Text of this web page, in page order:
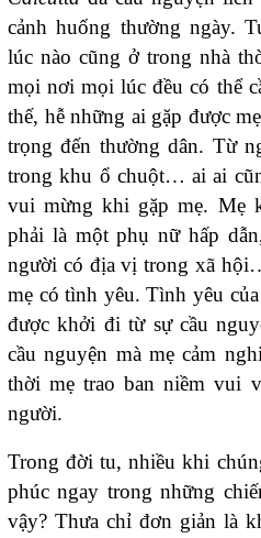
cảnh huống thường ngày.
lúc nào cũng ở trong nhà
mọi nơi mọi lúc đều có thể
thế, hễ những ai gặp được
trọng đến thường dân. Từ
trong khu ổ chuột… ai ai
vui mừng khi gặp mẹ. Mẹ
phải là một phụ nữ hấp
người có địa vị trong xã
mẹ có tình yêu. Tình yêu
được khởi đi từ sự cầu
cầu nguyện mà mẹ cảm
thời mẹ trao ban niềm vui
người.
Trong đời tu, nhiều khi
phúc ngay trong những
vậy? Thưa chỉ đơn giản là